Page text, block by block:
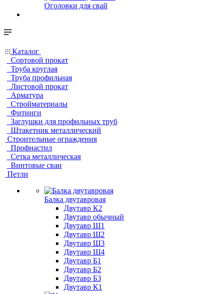
Оголовки для свай
Каталог
Сортовой прокат
Труба круглая
Труба профильная
Листовой прокат
Арматура
Стройматериалы
Фитинги
Заглушки для профильных труб
Штакетник металлический
Строительные ограждения
Профнастил
Сетка металлическая
Винтовые сваи
Петли
Балка двутавровая
Двутавр К2
Двутавр обычный
Двутавр Ш1
Двутавр Ш2
Двутавр Ш3
Двутавр Ш4
Двутавр Б1
Двутавр Б2
Двутавр Б3
Двутавр К1